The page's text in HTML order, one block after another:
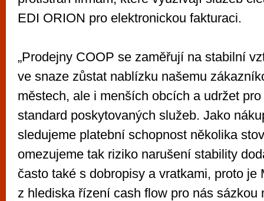
EDI ORION pro elektronickou fakturaci.
„Prodejny COOP se zaměřují na stabilní
ve snaze zůstat nablízku našemu
městech, ale i menších obcích a udržet
standard poskytovaných služeb. Jako
sledujeme platební schopnost několika
omezujeme tak riziko narušení stability
často také s dobropisy a vratkami, proto je
z hlediska řízení cash flow pro nás sázkou